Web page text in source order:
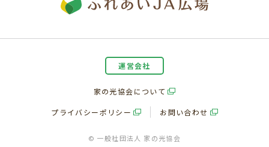
運営会社
家の光協会について
プライバシーポリシー お問い合わせ
© 一般社団法人 家の光協会